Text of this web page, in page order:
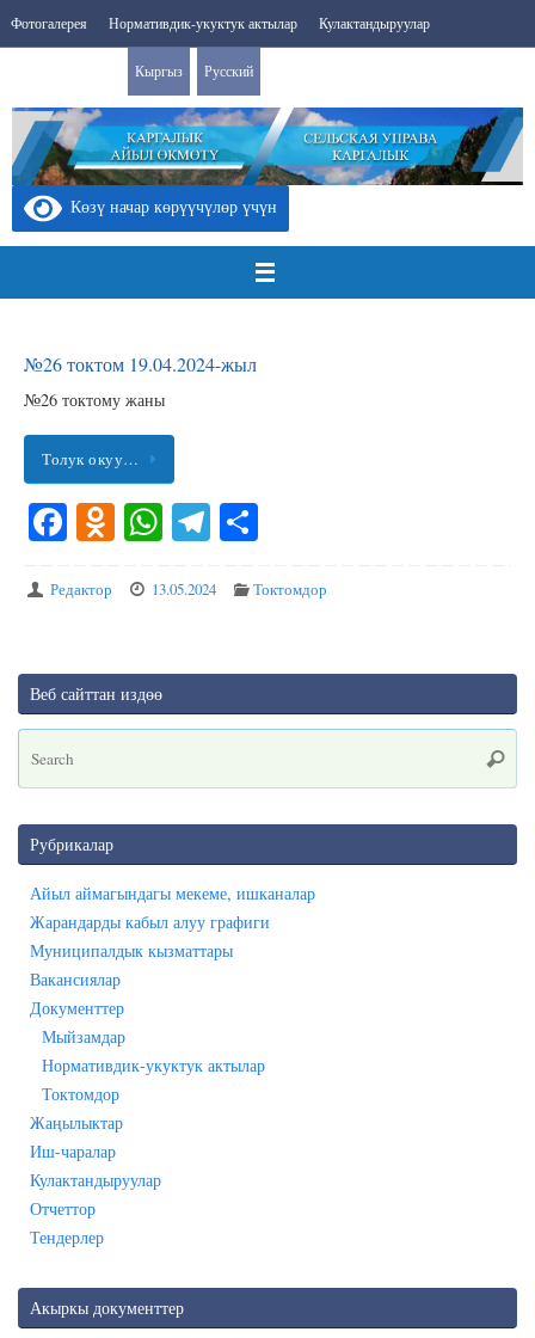
Skip
to
Фотогалерея Нормативдик-укуктук актылар Кулактандыруулар
Кыргыз Русский
Көзү начар көрүүчүлөр үчүн
№26 токтом 19.04.2024-жыл
№26 токтому жаны
Толук окуу…
Fa
bo
O
ok
ss
ni
W
ts
pp
Te
gr
m
re
Редактор 13.05.2024 Токтомдор
Веб сайттан издөө
Рубрикалар
Айыл аймагындагы мекеме, ишканалар
Жарандарды кабыл алуу графиги
Муниципалдык кызматтары
Вакансиялар
Документтер
Мыйзамдар
Нормативдик-укуктук актылар
Токтомдор
Жаңылыктар
Иш-чаралар
Кулактандыруулар
Отчеттор
Тендерлер
Акыркы документтер